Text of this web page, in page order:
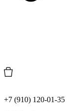
+7 (910) 120-01-35